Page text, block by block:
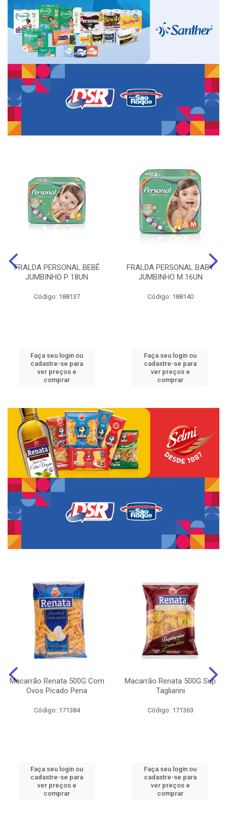
FRALDA PERSONAL BEBÊ
JUMBINHO P 18UN
Código: 188137
Faça seu login ou
cadastre-se para
ver preços e
comprar
FRALDA PERSONAL BABY
JUMBINHO M 16UN
Código: 188140
Faça seu login ou
cadastre-se para
ver preços e
comprar
Macarrão Renata 500G Com
Ovos Picado Pena
Código: 171384
Faça seu login ou
cadastre-se para
ver preços e
comprar
Macarrão Renata 500G Sup
Tagliarini
Código: 171363
Faça seu login ou
cadastre-se para
ver preços e
comprar